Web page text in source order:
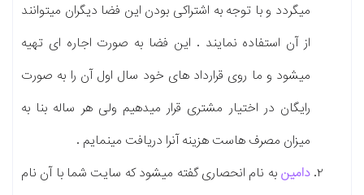
میگردد و با توجه به اشتراکی بودن این فضا دیگران میتوانند
از آن استفاده نمایند . این فضا به صورت اجاره ای تهیه
میشود و ما روی قرارداد های خود سال اول آن را به صورت
رایگان در اختیار مشتری قرار میدهیم ولی هر ساله بنا به
میزان مصرف هاست هزینه آنرا دریافت مینمایم .
دامینبه نام انحصاری گفته میشود که سایت شما با آن نام